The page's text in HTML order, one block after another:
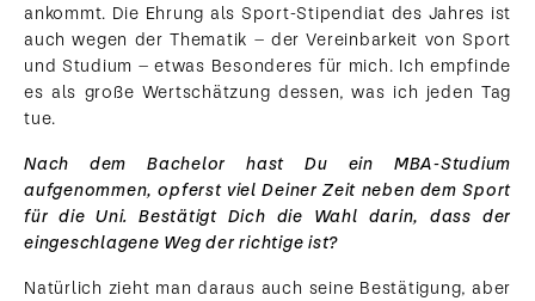
ankommt. Die Ehrung als Sport-Stipendiat des Jahres ist
auch wegen der Thematik – der Vereinbarkeit von Sport
und Studium – etwas Besonderes für mich. Ich empfinde
es als große Wertschätzung dessen, was ich jeden Tag
tue.
Nach dem Bachelor hast Du ein MBA-Studium
aufgenommen, opferst viel Deiner Zeit neben dem Sport
für die Uni. Bestätigt Dich die Wahl darin, dass der
eingeschlagene Weg der richtige ist?
Natürlich zieht man daraus auch seine Bestätigung, aber